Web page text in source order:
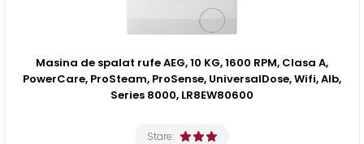
Masina de spalat rufe AEG, 10 KG, 1600 RPM, Clasa A,
PowerCare, ProSteam, ProSense, UniversalDose, Wifi, Alb,
Series 8000, LR8EW80600
Stare: